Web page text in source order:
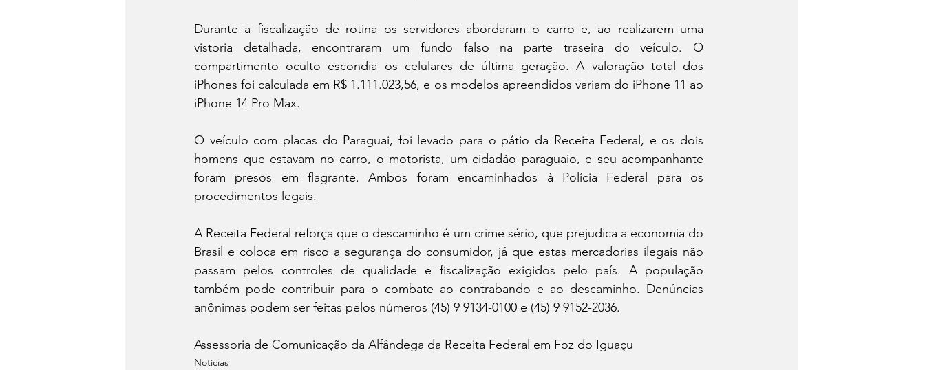
Durante a fiscalização de rotina os servidores abordaram o carro e, ao realizarem uma
vistoria detalhada, encontraram um fundo falso na parte traseira do veículo. O
compartimento oculto escondia os celulares de última geração. A valoração total dos
iPhones foi calculada em R$ 1.111.023,56, e os modelos apreendidos variam do iPhone 11 ao
iPhone 14 Pro Max.
O veículo com placas do Paraguai, foi levado para o pátio da Receita Federal, e os dois
homens que estavam no carro, o motorista, um cidadão paraguaio, e seu acompanhante
foram presos em flagrante. Ambos foram encaminhados à Polícia Federal para os
procedimentos legais.
A Receita Federal reforça que o descaminho é um crime sério, que prejudica a economia do
Brasil e coloca em risco a segurança do consumidor, já que estas mercadorias ilegais não
passam pelos controles de qualidade e fiscalização exigidos pelo país. A população
também pode contribuir para o combate ao contrabando e ao descaminho. Denúncias
anônimas podem ser feitas pelos números (45) 9 9134-0100 e (45) 9 9152-2036.
Assessoria de Comunicação da Alfândega da Receita Federal em Foz do Iguaçu
Notícias